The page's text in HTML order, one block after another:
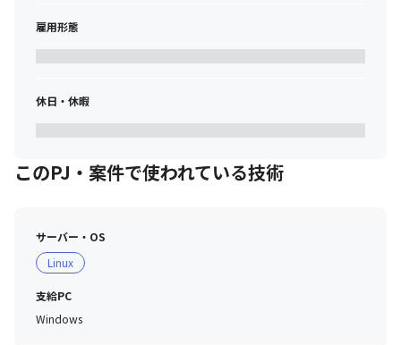
雇用形態
休日・休暇
このPJ・案件で使われている技術
サーバー・OS
Linux
支給PC
Windows